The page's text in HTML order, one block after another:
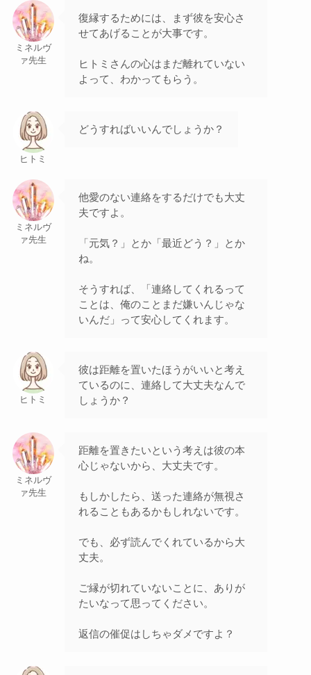
ミネルヴ
ァ先生
復縁するためには、まず彼を安心さ
せてあげることが大事です。
ヒトミさんの心はまだ離れていない
よって、わかってもらう。
ヒトミ
どうすればいいんでしょうか？
ミネルヴ
ァ先生
他愛のない連絡をするだけでも大丈
夫ですよ。
「元気？」とか「最近どう？」とか
ね。
そうすれば、「連絡してくれるって
ことは、俺のことまだ嫌いんじゃな
いんだ」って安心してくれます。
ヒトミ
彼は距離を置いたほうがいいと考え
ているのに、連絡して大丈夫なんで
しょうか？
ミネルヴ
ァ先生
距離を置きたいという考えは彼の本
心じゃないから、大丈夫です。
もしかしたら、送った連絡が無視さ
れることもあるかもしれないです。
でも、必ず読んでくれているから大
丈夫。
ご縁が切れていないことに、ありが
たいなって思ってください。
返信の催促はしちゃダメですよ？